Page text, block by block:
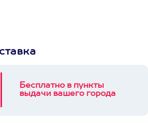
Бесплатно в пункты
выдачи вашего города